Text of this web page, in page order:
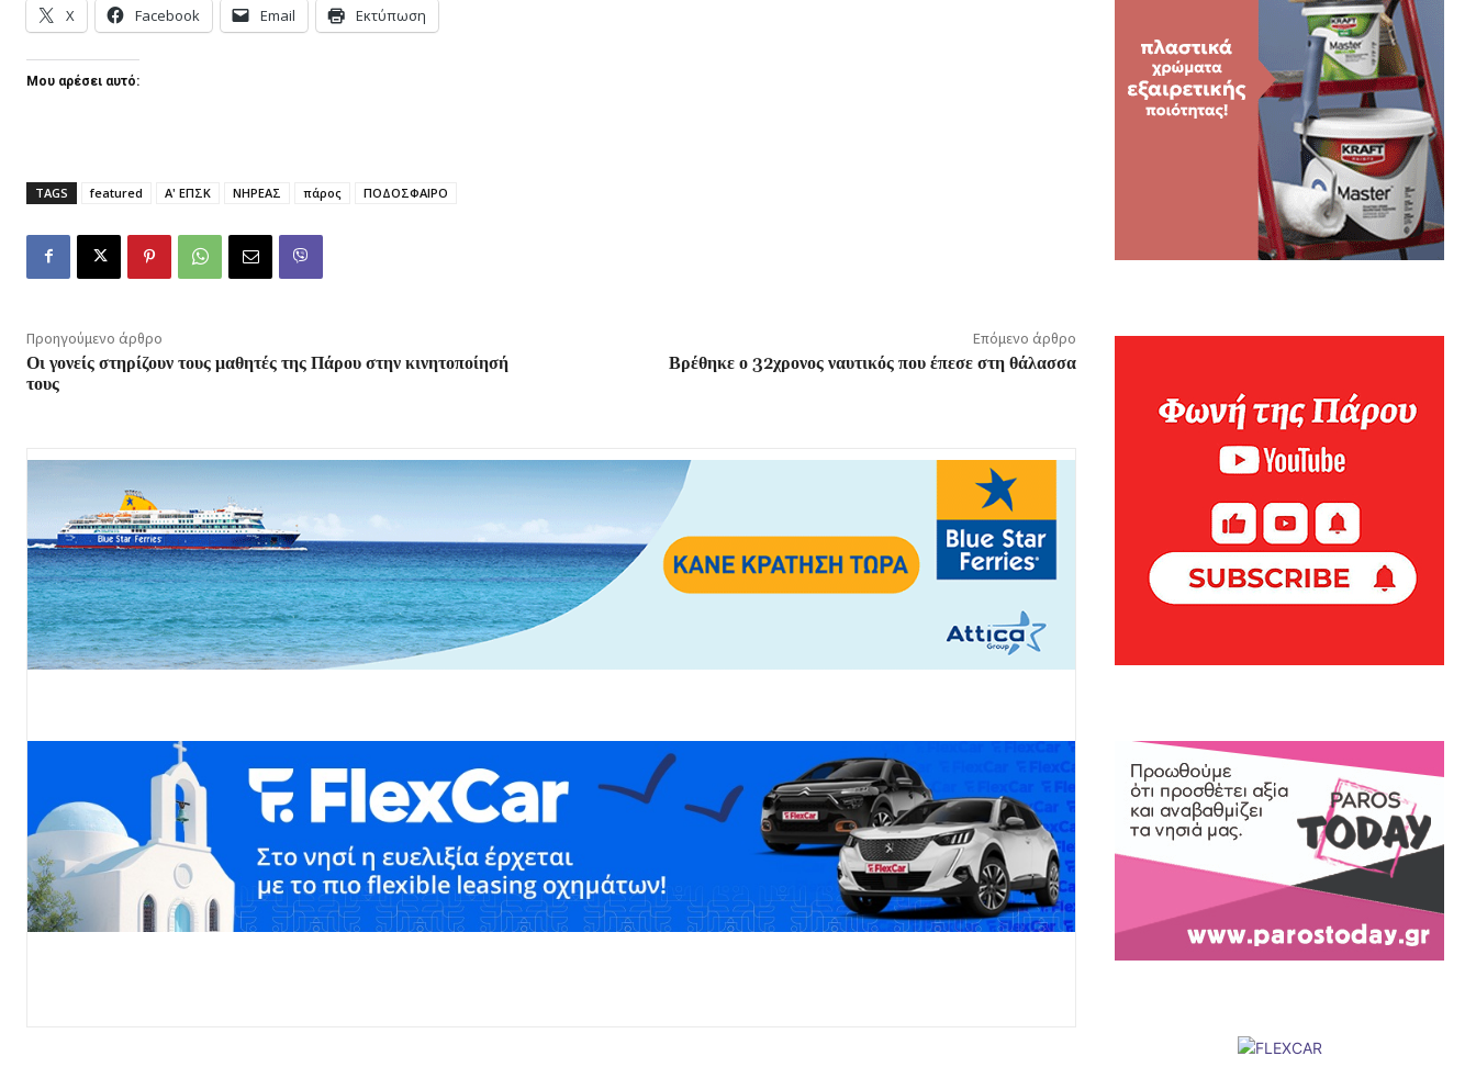
X Facebook Email Εκτύπωση
Μου αρέσει αυτό:
TAGS featured Α' ΕΠΣΚ ΝΗΡΕΑΣ πάρος ΠΟΔΟΣΦΑΙΡΟ
Προηγούμενο άρθρο
Οι γονείς στηρίζουν τους μαθητές της Πάρου στην κινητοποίησή
τους
Επόμενο άρθρο
Βρέθηκε ο 32χρονος ναυτικός που έπεσε στη θάλασσα